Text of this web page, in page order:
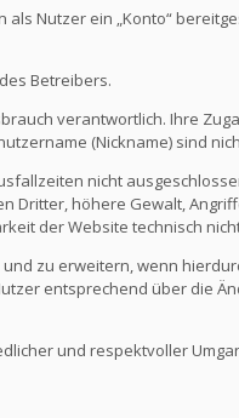
Nutzer ein „Konto“
Betreibers.
verantwortlich. Ihre
(Nickname) sind
nicht
Dritter, höhere Gewalt,
der Website technisch
zu erweitern, wenn
entsprechend über die
und respektvoller